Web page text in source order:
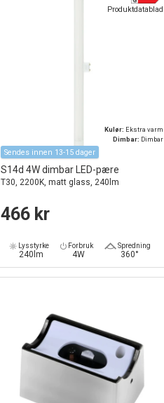
Produktdatablad
Kulør: Ekstra varm
Dimbar: Dimbar
Sendes innen 13-15 dager
S14d 4W dimbar LED-pære
T30, 2200K, matt glass, 240lm
466 kr
Lysstyrke
240lm
Forbruk
4W
Spredning
360°